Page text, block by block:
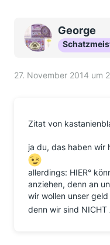
George
27. November 2014 um
Zitat von
ja du, das haben wir
allerdings: HIER°
anziehen, denn an
wir wollen unser geld
denn wir sind NICHT